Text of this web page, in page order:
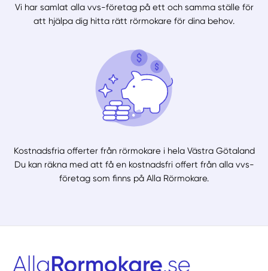
Vi har samlat alla vvs-företag på ett och samma ställe för
att hjälpa dig hitta rätt rörmokare för dina behov.
Kostnadsfria offerter från rörmokare i hela Västra Götaland
Du kan räkna med att få en kostnadsfri offert från alla vvs-
företag som finns på Alla Rörmokare.